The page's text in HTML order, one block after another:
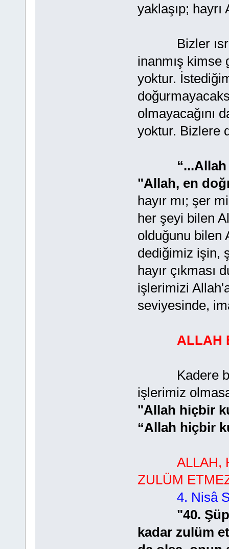
yaklaşıp;
Bizler
inanmış kimse
yoktur.
olmayacağını
yoktur. Bizlere
"Allah, en
hayır mı; şer
her şeyi bilen
olduğunu bilen
dediğimiz işin,
hayır çıkması
işlerimizi
seviyesinde,
ALLAH
Kadere baş
işlerimiz
"Allah hiçbir
“Allah hiçbir
ALLAH,
ZULÜM
4. Nisâ
"40.
kadar zulüm